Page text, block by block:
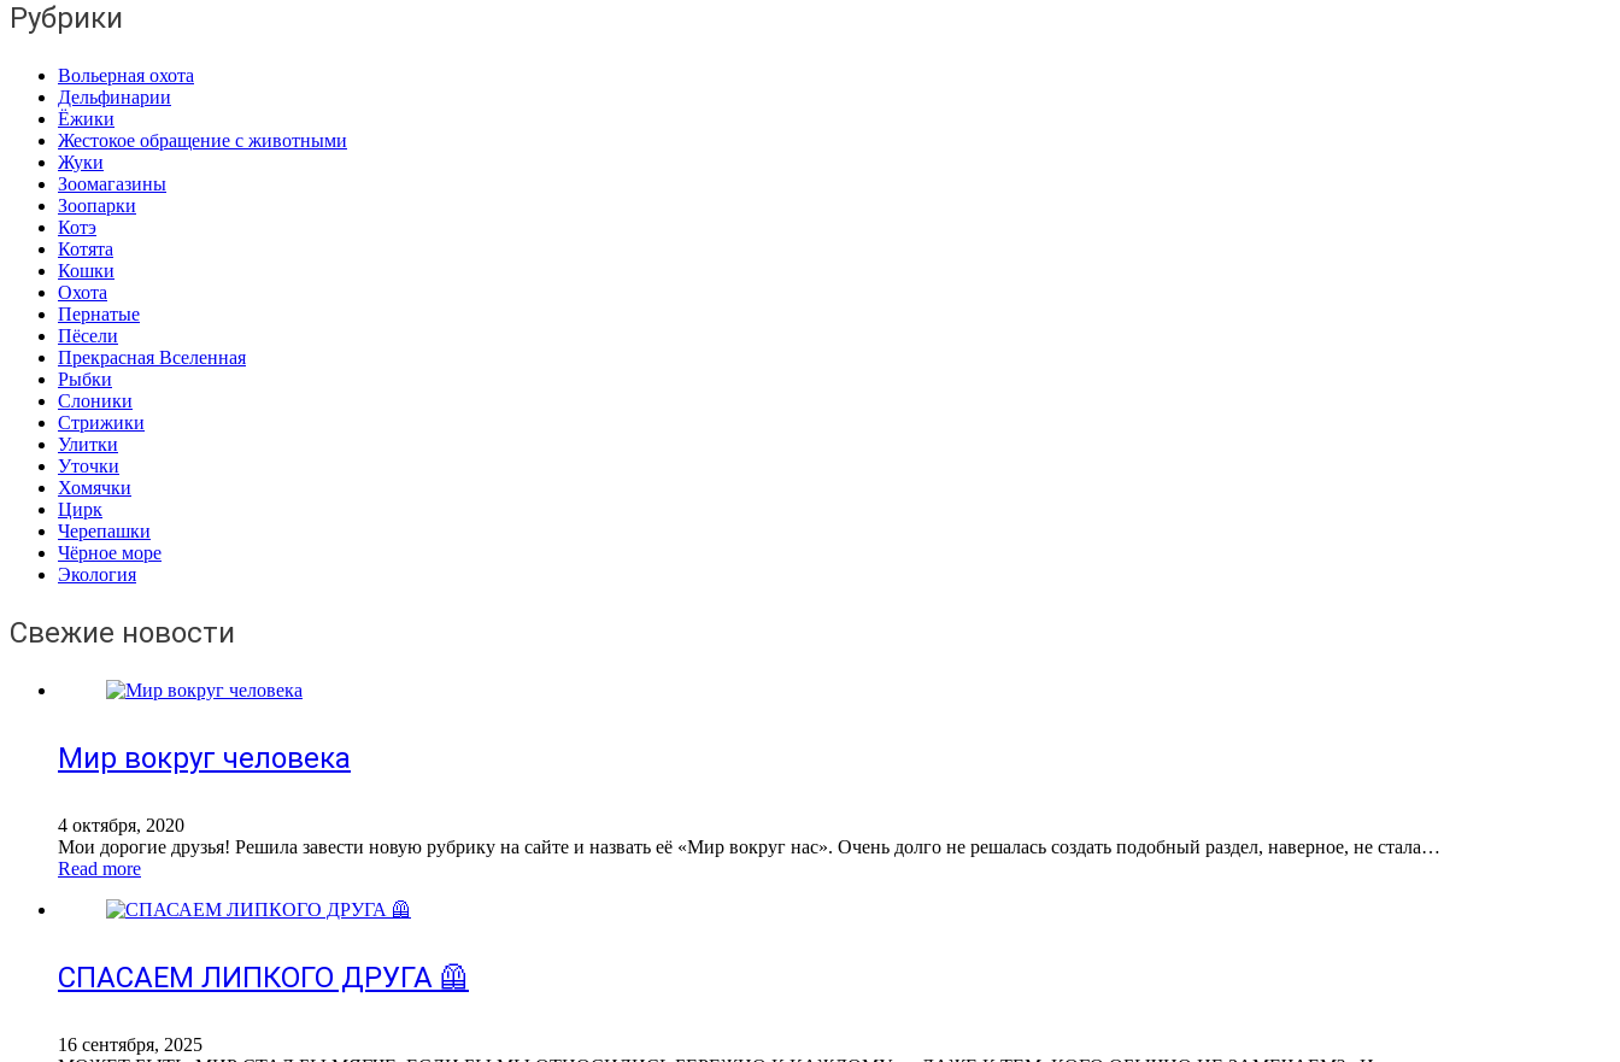
Рубрики
Вольерная охота
Дельфинарии
Ёжики
Жестокое обращение с животными
Жуки
Зоомагазины
Зоопарки
Котэ
Котята
Кошки
Охота
Пернатые
Пёсели
Прекрасная Вселенная
Рыбки
Слоники
Стрижики
Улитки
Уточки
Хомячки
Цирк
Черепашки
Чёрное море
Экология
Свежие новости
Мир вокруг человека
4 октября, 2020
Мои дорогие друзья! Решила завести новую рубрику на сайте и назвать её «Мир вокруг нас». Очень долго не решалась создать подобный раздел, наверное, не стала…
Read more
СПАСАЕМ ЛИПКОГО ДРУГА 🦺
16 сентября, 2025